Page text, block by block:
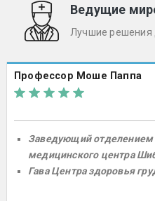
Ведущие
Лучшие решения
Профессор Моше Паппа
Заведующий отделением
медицинского центра
Гава Центра здоровья